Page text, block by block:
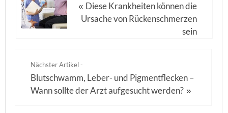
« Diese Krankheiten können die
Ursache von Rückenschmerzen
sein
Nächster Artikel -
Blutschwamm, Leber- und Pigmentflecken –
Wann sollte der Arzt aufgesucht werden? »